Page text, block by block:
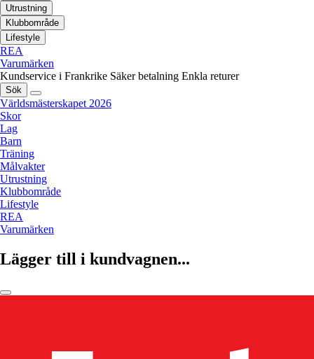
Utrustning
Klubbområde
Lifestyle
REA
Varumärken
Kundservice i Frankrike Säker betalning Enkla returer
Sök
Världsmästerskapet 2026
Skor
Lag
Barn
Träning
Målvakter
Utrustning
Klubbområde
Lifestyle
REA
Varumärken
Lägger till i kundvagnen...